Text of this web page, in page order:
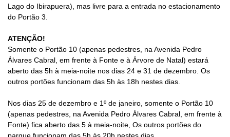
Lago do Ibirapuera), mas livre para a entrada no estacionamento
do Portão 3.
ATENÇÃO!
Somente o Portão 10 (apenas pedestres, na Avenida Pedro
Álvares Cabral, em frente à Fonte e à Árvore de Natal) estará
aberto das 5h à meia-noite nos dias 24 e 31 de dezembro. Os
outros portões funcionam das 5h às 18h nestes dias.
Nos dias 25 de dezembro e 1º de janeiro, somente o Portão 10
(apenas pedestres, na Avenida Pedro Álvares Cabral, em frente à
Fonte) fica aberto das 5 à meia-noite, Os outros portões do